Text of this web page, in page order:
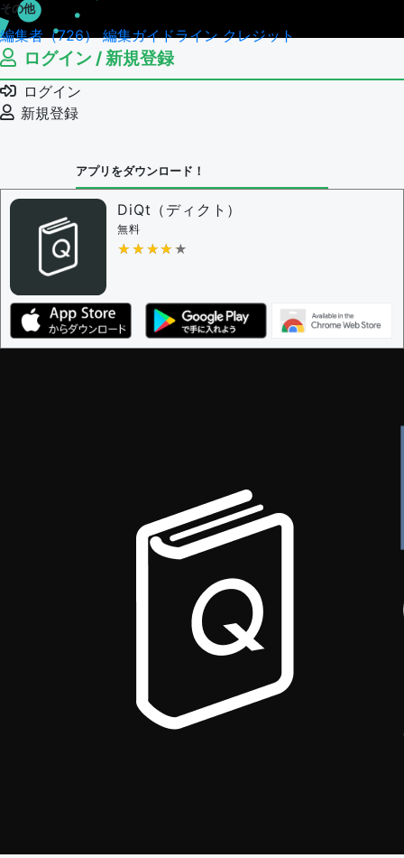
その他
編集者（726）編集ガイドラインクレジット
ログイン / 新規登録
ログイン
新規登録
アプリをダウンロード！
DiQt（ディクト）
無料
★★★★★
★★★★★